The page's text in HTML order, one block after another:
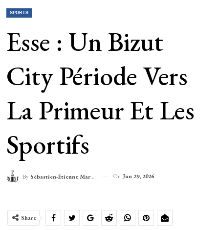
SPORTS
Esse : Un Bizut
City Période Vers
La Primeur Et Les
Sportifs
By Sébastien-Étienne Marechal On Jun 29, 2026
Share